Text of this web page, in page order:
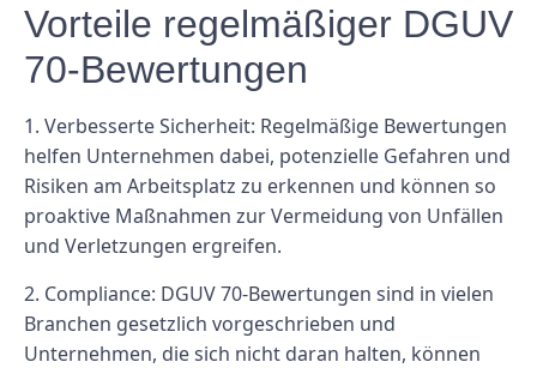
Vorteile regelmäßiger DGUV
70-Bewertungen
1. Verbesserte Sicherheit: Regelmäßige Bewertungen
helfen Unternehmen dabei, potenzielle Gefahren und
Risiken am Arbeitsplatz zu erkennen und können so
proaktive Maßnahmen zur Vermeidung von Unfällen
und Verletzungen ergreifen.
2. Compliance: DGUV 70-Bewertungen sind in vielen
Branchen gesetzlich vorgeschrieben und
Unternehmen, die sich nicht daran halten, können